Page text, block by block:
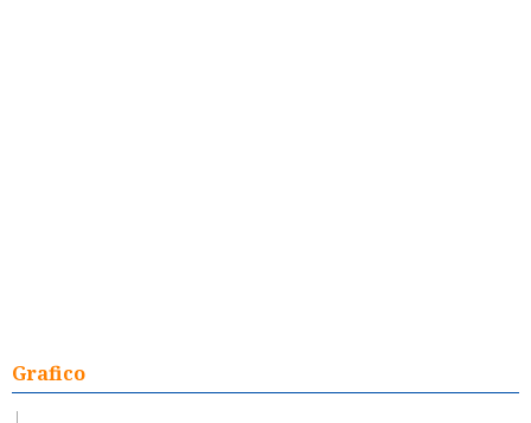
Grafico